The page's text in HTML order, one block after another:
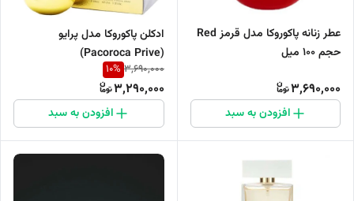
عطر زنانه پاکوروکا مدل قرمز Red
حجم 100 میل
3,690,000
افزودن به سبد
ادکلن پاکوروکا مدل پرایو
(Pacoroca Prive)
3,690,000
10%
3,290,000
افزودن به سبد